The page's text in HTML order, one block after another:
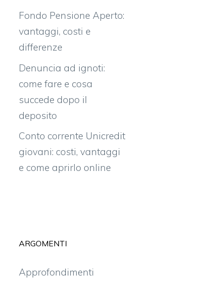
Fondo Pensione Aperto:
vantaggi, costi e
differenze
Denuncia ad ignoti:
come fare e cosa
succede dopo il
deposito
Conto corrente Unicredit
giovani: costi, vantaggi
e come aprirlo online
ARGOMENTI
Approfondimenti